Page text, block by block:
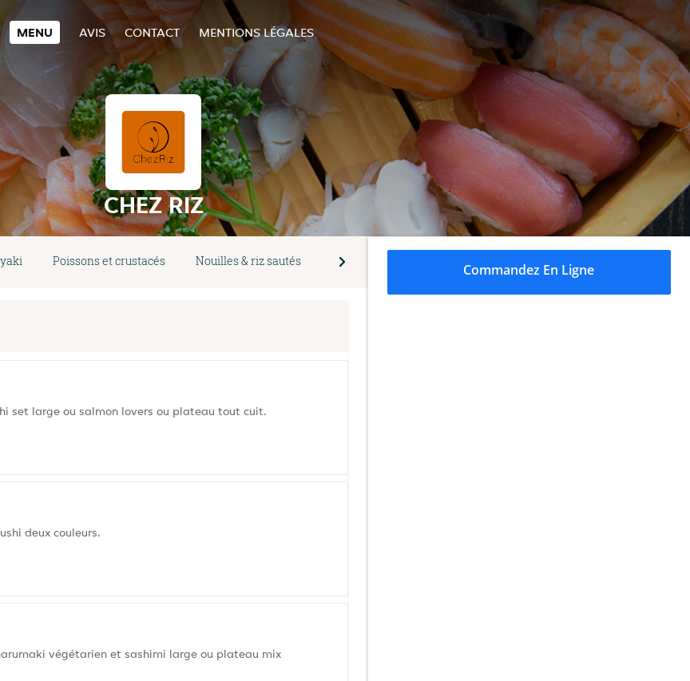
MENU AVIS CONTACT MENTIONS LÉGALES
CHEZ RIZ
Poissons et crustacés Nouilles & riz sautés Soupes de nouilles Nigiri
set large ou salmon lovers ou plateau tout cuit.
deux couleurs.
végétarien et sashimi large ou plateau mix
Commandez En Ligne